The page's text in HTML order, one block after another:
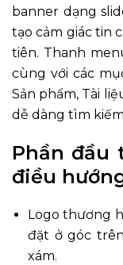
banner dạng
tạo cảm giác tin
tiên. Thanh
cùng với các
Sản phẩm, Tài
dễ dàng tìm
Phần đầu
điều
Logo thương
đặt ở góc
xám.